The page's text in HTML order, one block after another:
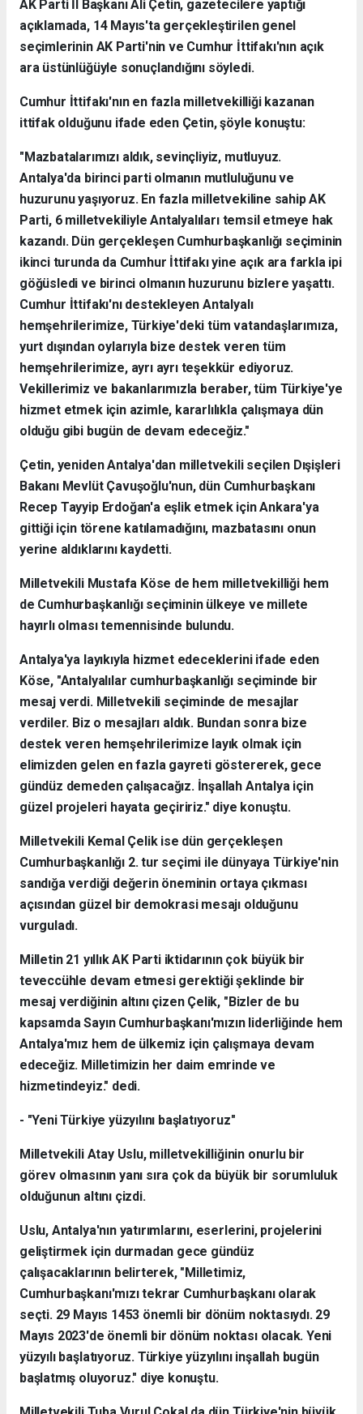
AK Parti İl Başkanı Ali Çetin, gazetecilere yaptığı
açıklamada, 14 Mayıs'ta gerçekleştirilen genel
seçimlerinin AK Parti'nin ve Cumhur İttifakı'nın açık
ara üstünlüğüyle sonuçlandığını söyledi.
Cumhur İttifakı'nın en fazla milletvekilliği kazanan
ittifak olduğunu ifade eden Çetin, şöyle konuştu:
"Mazbatalarımızı aldık, sevinçliyiz, mutluyuz.
Antalya'da birinci parti olmanın mutluluğunu ve
huzurunu yaşıyoruz. En fazla milletvekiline sahip AK
Parti, 6 milletvekiliyle Antalyalıları temsil etmeye hak
kazandı. Dün gerçekleşen Cumhurbaşkanlığı seçiminin
ikinci turunda da Cumhur İttifakı yine açık ara farkla ipi
göğüsledi ve birinci olmanın huzurunu bizlere yaşattı.
Cumhur İttifakı'nı destekleyen Antalyalı
hemşehrilerimize, Türkiye'deki tüm vatandaşlarımıza,
yurt dışından oylarıyla bize destek veren tüm
hemşehrilerimize, ayrı ayrı teşekkür ediyoruz.
Vekillerimiz ve bakanlarımızla beraber, tüm Türkiye'ye
hizmet etmek için azimle, kararlılıkla çalışmaya dün
olduğu gibi bugün de devam edeceğiz."
Çetin, yeniden Antalya'dan milletvekili seçilen Dışişleri
Bakanı Mevlüt Çavuşoğlu'nun, dün Cumhurbaşkanı
Recep Tayyip Erdoğan'a eşlik etmek için Ankara'ya
gittiği için törene katılamadığını, mazbatasını onun
yerine aldıklarını kaydetti.
Milletvekili Mustafa Köse de hem milletvekilliği hem
de Cumhurbaşkanlığı seçiminin ülkeye ve millete
hayırlı olması temennisinde bulundu.
Antalya'ya layıkıyla hizmet edeceklerini ifade eden
Köse, "Antalyalılar cumhurbaşkanlığı seçiminde bir
mesaj verdi. Milletvekili seçiminde de mesajlar
verdiler. Biz o mesajları aldık. Bundan sonra bize
destek veren hemşehrilerimize layık olmak için
elimizden gelen en fazla gayreti göstererek, gece
gündüz demeden çalışacağız. İnşallah Antalya için
güzel projeleri hayata geçiririz." diye konuştu.
Milletvekili Kemal Çelik ise dün gerçekleşen
Cumhurbaşkanlığı 2. tur seçimi ile dünyaya Türkiye'nin
sandığa verdiği değerin öneminin ortaya çıkması
açısından güzel bir demokrasi mesajı olduğunu
vurguladı.
Milletin 21 yıllık AK Parti iktidarının çok büyük bir
teveccühle devam etmesi gerektiği şeklinde bir
mesaj verdiğinin altını çizen Çelik, "Bizler de bu
kapsamda Sayın Cumhurbaşkanı'mızın liderliğinde hem
Antalya'mız hem de ülkemiz için çalışmaya devam
edeceğiz. Milletimizin her daim emrinde ve
hizmetindeyiz." dedi.
- "Yeni Türkiye yüzyılını başlatıyoruz"
Milletvekili Atay Uslu, milletvekilliğinin onurlu bir
görev olmasının yanı sıra çok da büyük bir sorumluluk
olduğunun altını çizdi.
Uslu, Antalya'nın yatırımlarını, eserlerini, projelerini
geliştirmek için durmadan gece gündüz
çalışacaklarının belirterek, "Milletimiz,
Cumhurbaşkanı'mızı tekrar Cumhurbaşkanı olarak
seçti. 29 Mayıs 1453 önemli bir dönüm noktasıydı. 29
Mayıs 2023'de önemli bir dönüm noktası olacak. Yeni
yüzyılı başlatıyoruz. Türkiye yüzyılını inşallah bugün
başlatmış oluyoruz." diye konuştu.